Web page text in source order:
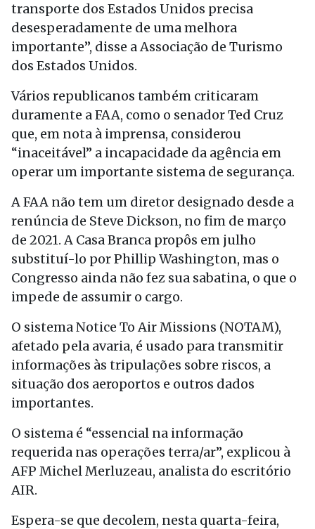
transporte dos Estados Unidos precisa
desesperadamente de uma melhora
importante”, disse a Associação de Turismo
dos Estados Unidos.
Vários republicanos também criticaram
duramente a FAA, como o senador Ted Cruz
que, em nota à imprensa, considerou
“inaceitável” a incapacidade da agência em
operar um importante sistema de segurança.
A FAA não tem um diretor designado desde a
renúncia de Steve Dickson, no fim de março
de 2021. A Casa Branca propôs em julho
substituí-lo por Phillip Washington, mas o
Congresso ainda não fez sua sabatina, o que o
impede de assumir o cargo.
O sistema Notice To Air Missions (NOTAM),
afetado pela avaria, é usado para transmitir
informações às tripulações sobre riscos, a
situação dos aeroportos e outros dados
importantes.
O sistema é “essencial na informação
requerida nas operações terra/ar”, explicou à
AFP Michel Merluzeau, analista do escritório
AIR.
Espera-se que decolem, nesta quarta-feira,